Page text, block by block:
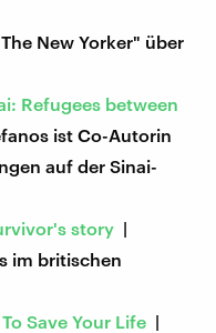
New Yorker" über
Refugees between
ist Co-Autorin
auf der Sinai-
story |
im britischen
Save Your Life |